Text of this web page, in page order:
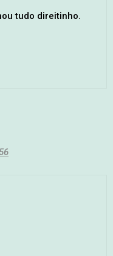
tudo direitinho.